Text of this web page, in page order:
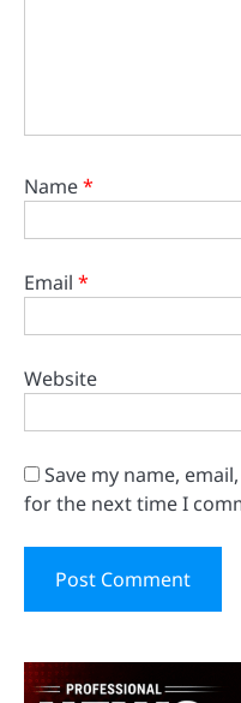
Name*
Email *
Website
Save my name,
for the next time I